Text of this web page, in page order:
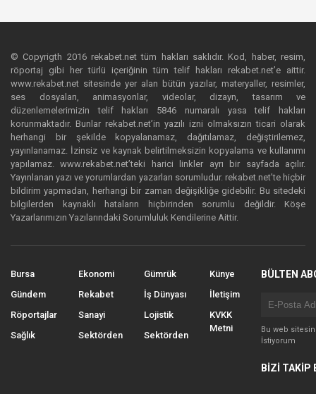
© Copyrigth 2016 rekabet.net tüm hakları saklıdır. Kod, haber, resim,
röportaj gibi her türlü içeriğinin tüm telif hakları rekabet.net’e aittir.
www.rekabet.net sitesinde yer alan bütün yazılar, materyaller, resimler,
ses dosyaları, animasyonlar, videolar, dizayn, tasarım ve
düzenlemelerimizin telif hakları 5846 numaralı yasa telif hakları
korunmaktadır. Bunlar rekabet.net’in yazılı izni olmaksızın ticari olarak
herhangi bir şekilde kopyalanamaz, dağıtılamaz, değiştirilemez,
yayınlanamaz. İzinsiz ve kaynak belirtilmeksizin kopyalama ve kullanımı
yapılamaz. www.rekabet.net’teki harici linkler ayrı bir sayfada açılır.
Yayınlanan yazı ve yorumlardan yazarları sorumludur. rekabet.net’te hiçbir
bildirim yapmadan, herhangi bir zaman değişikliğe gidebilir. Bu sitedeki
bilgilerden kaynaklı hataların hiçbirinden sorumlu değildir. Köşe
Yazarlarımızın Yazılarındaki Sorumluluk Kendilerine Aittir.
Bursa
Gündem
Röportajlar
Sağlık
Ekonomi
Rekabet
Sanayi
Sektörden
Gümrük
İş Dünyası
Lojistik
Sektörden
Künye
İletişim
KVKK
Metni
BÜLTEN
Bu web
İstiyorum
BİZİ TAKİP